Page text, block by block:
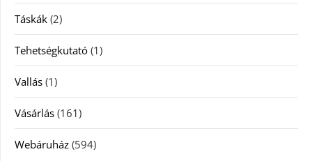
Táskák (2)
Tehetségkutató (1)
Vallás (1)
Vásárlás (161)
Webáruház (594)